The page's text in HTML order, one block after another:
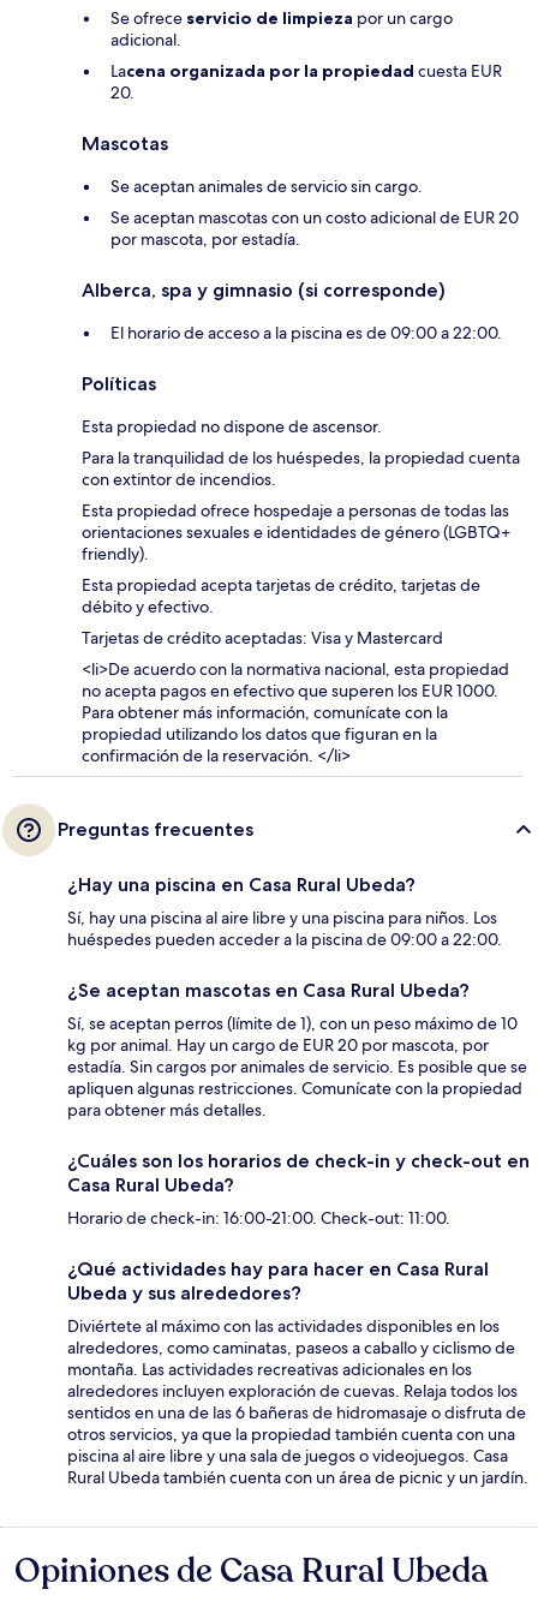
Se ofrece servicio de limpieza por un cargo
adicional.
Lacena organizada por la propiedad cuesta EUR
20.
Mascotas
Se aceptan animales de servicio sin cargo.
Se aceptan mascotas con un costo adicional de EUR 20
por mascota, por estadía.
Alberca, spa y gimnasio (si corresponde)
El horario de acceso a la piscina es de 09:00 a 22:00.
Políticas
Esta propiedad no dispone de ascensor.
Para la tranquilidad de los huéspedes, la propiedad cuenta
con extintor de incendios.
Esta propiedad ofrece hospedaje a personas de todas las
orientaciones sexuales e identidades de género (LGBTQ+
friendly).
Esta propiedad acepta tarjetas de crédito, tarjetas de
débito y efectivo.
Tarjetas de crédito aceptadas: Visa y Mastercard
<li>De acuerdo con la normativa nacional, esta propiedad
no acepta pagos en efectivo que superen los EUR 1000.
Para obtener más información, comunícate con la
propiedad utilizando los datos que figuran en la
confirmación de la reservación. </li>
Preguntas frecuentes
¿Hay una piscina en Casa Rural Ubeda?
Sí, hay una piscina al aire libre y una piscina para niños. Los
huéspedes pueden acceder a la piscina de 09:00 a 22:00.
¿Se aceptan mascotas en Casa Rural Ubeda?
Sí, se aceptan perros (límite de 1), con un peso máximo de 10
kg por animal. Hay un cargo de EUR 20 por mascota, por
estadía. Sin cargos por animales de servicio. Es posible que se
apliquen algunas restricciones. Comunícate con la propiedad
para obtener más detalles.
¿Cuáles son los horarios de check-in y check-out en
Casa Rural Ubeda?
Horario de check-in: 16:00-21:00. Check-out: 11:00.
¿Qué actividades hay para hacer en Casa Rural
Ubeda y sus alrededores?
Diviértete al máximo con las actividades disponibles en los
alrededores, como caminatas, paseos a caballo y ciclismo de
montaña. Las actividades recreativas adicionales en los
alrededores incluyen exploración de cuevas. Relaja todos los
sentidos en una de las 6 bañeras de hidromasaje o disfruta de
otros servicios, ya que la propiedad también cuenta con una
piscina al aire libre y una sala de juegos o videojuegos. Casa
Rural Ubeda también cuenta con un área de picnic y un jardín.
Opiniones
Opiniones de Casa Rural Ubeda